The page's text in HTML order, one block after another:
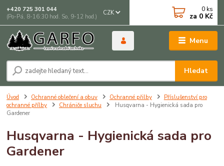
Menu
CZK
Hledat
+420 725 301 044
(Po-Pá, 8-16:30 hod. So, 9-12 hod.)
0 ks
za 0 Kč
Úvod Ochranné oblečení a obuv Ochranné přilby
Příslušenství pro
ochranné přílby
Chrániče sluchu
Husqvarna - Hygienická sada pro
Gardener
Husqvarna - Hygienická sada pro
Gardener